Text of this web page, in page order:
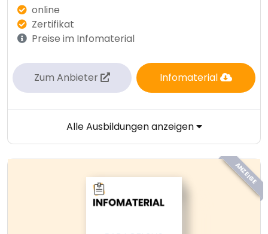
online
Zertifikat
Preise im Infomaterial
Zum Anbieter Infomaterial
Alle Ausbildungen anzeigen
ANZEIGE